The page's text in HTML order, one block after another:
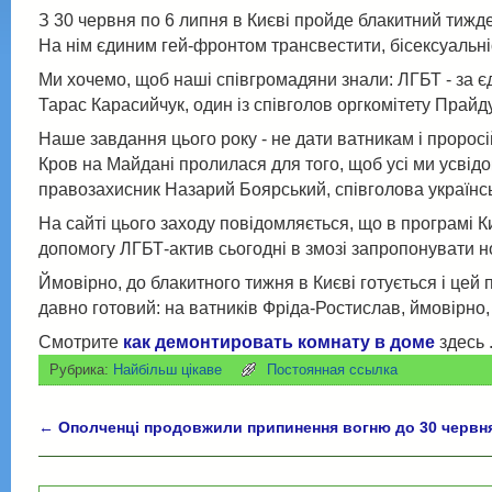
З 30 червня по 6 липня в Києві пройде блакитний
На нім єдиним гей-фронтом трансвестити,
Ми хочемо, щоб наші співгромадяни знали: ЛГБТ - за
Тарас Карасийчук, один із співголов оргкомітету
Наше завдання цього року - не дати ватникам і
Кров на Майдані пролилася для того, щоб усі ми
правозахисник Назарий Боярський, співголова
На сайті цього заходу повідомляється, що в програмі
допомогу ЛГБТ-актив сьогодні в змозі запропонувати
Ймовірно, до блакитного тижня в Києві готується і
давно готовий: на ватників Фріда-Ростислав,
Смотрите как демонтировать комнату в доме здесь .
Рубрика: Найбільш цікаве Постоянная ссылка
Навигация по записям
← Ополченці продовжили припинення вогню до 30